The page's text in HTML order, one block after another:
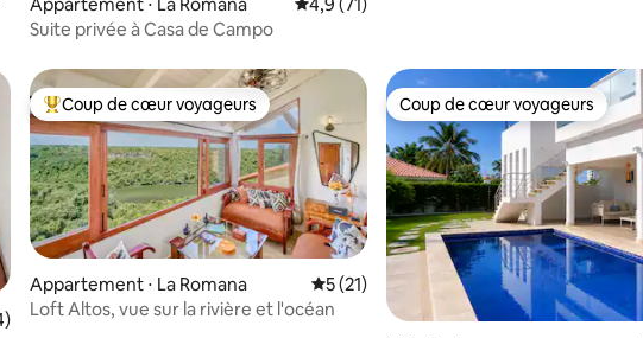
Suite privée à Casa de Campo
moyenne sur la base de 14 commentaires : 4,93 sur 5
Coups de cœur voyageurs les plus appréciés
Coup de cœur voyageurs
Appartement ⋅ La Romana Évaluation moyenne sur la base de 21
5 (21)
Loft Altos, vue sur la rivière et l'océan
Coup de cœur voyageurs
Coup de cœur voyageurs